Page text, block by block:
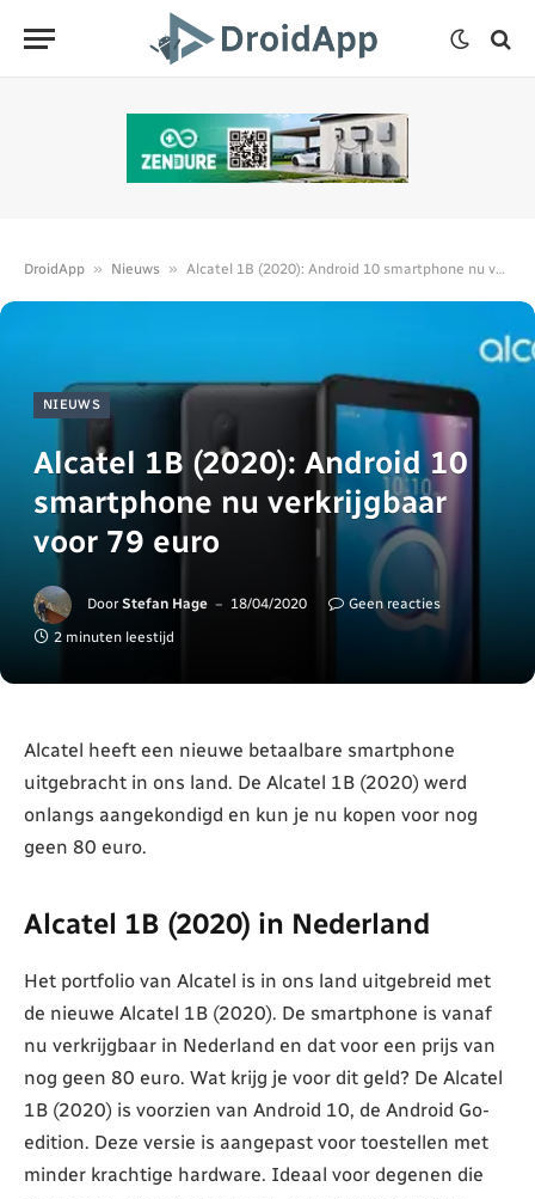
DroidApp » Nieuws » Alcatel 1B (2020): Android 10 smartphone nu verkrijgbaar voor 79 euro
NIEUWS
Alcatel 1B (2020): Android 10
smartphone nu verkrijgbaar
voor 79 euro
Door Stefan Hage 18/04/2020
Geen reacties
2 minuten leestijd
Alcatel heeft een nieuwe betaalbare smartphone
uitgebracht in ons land. De Alcatel 1B (2020) werd
onlangs aangekondigd en kun je nu kopen voor nog
geen 80 euro.
Alcatel 1B (2020) in Nederland
Het portfolio van Alcatel is in ons land uitgebreid met
de nieuwe Alcatel 1B (2020). De smartphone is vanaf
nu verkrijgbaar in Nederland en dat voor een prijs van
nog geen 80 euro. Wat krijg je voor dit geld? De Alcatel
1B (2020) is voorzien van Android 10, de Android Go-
edition. Deze versie is aangepast voor toestellen met
minder krachtige hardware. Ideaal voor degenen die